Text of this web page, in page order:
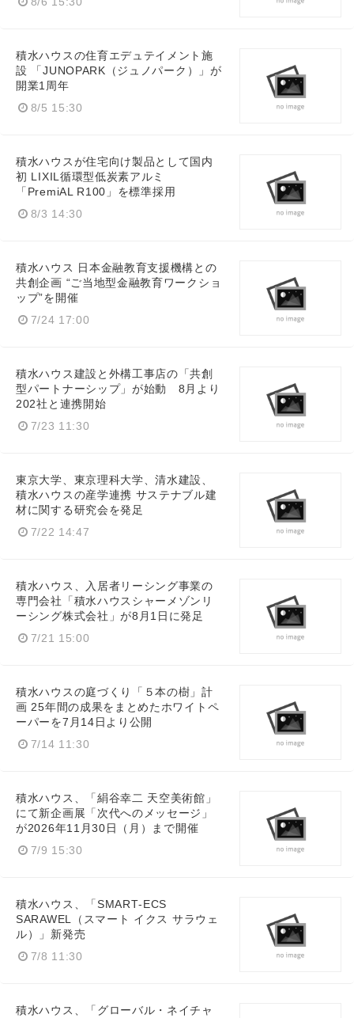
積水ハウスの住育エデュテイメント施
設 「JUNOPARK（ジュノパーク）」が
開業1周年
8/5 15:30
積水ハウスが住宅向け製品として国内
初 LIXIL循環型低炭素アルミ
「PremiAL R100」を標準採用
8/3 14:30
積水ハウス 日本金融教育支援機構との
共創企画 “ご当地型金融教育ワークショ
ップ”を開催
7/24 17:00
積水ハウス建設と外構工事店の「共創
型パートナーシップ」が始動 8月より
202社と連携開始
7/23 11:30
東京大学、東京理科大学、清水建設、
積水ハウスの産学連携 サステナブル建
材に関する研究会を発足
7/22 14:47
積水ハウス、入居者リーシング事業の
専門会社「積水ハウスシャーメゾンリ
ーシング株式会社」が8月1日に発足
7/21 15:00
積水ハウスの庭づくり「５本の樹」計
画 25年間の成果をまとめたホワイトペ
ーパーを7月14日より公開
7/14 11:30
積水ハウス、「絹谷幸二 天空美術館」
にて新企画展「次代へのメッセージ」
が2026年11月30日（月）まで開催
7/9 15:30
積水ハウス、「SMART‑ECS
SARAWEL（スマート イクス サラウェ
ル）」新発売
7/8 11:30
積水ハウス、「グローバル・ネイチャ